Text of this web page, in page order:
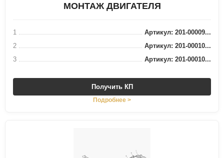
МОНТАЖ ДВИГАТЕЛЯ
1
Артикул: 201-00009...
2
Артикул: 201-00010...
3
Артикул: 201-00010...
Получить КП
Подробнее >